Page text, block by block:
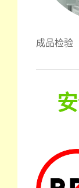
成品检验